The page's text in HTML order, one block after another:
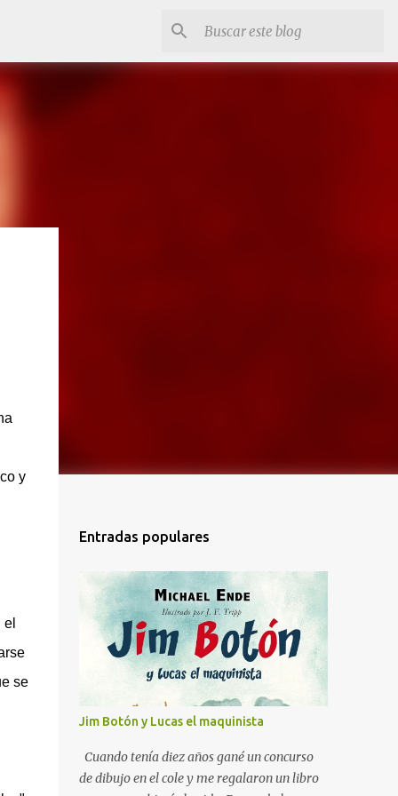
y
se
Entradas populares
Jim Botón y Lucas el maquinista
Cuando tenía diez años gané un concurso
de dibujo en el cole y me regalaron un libro